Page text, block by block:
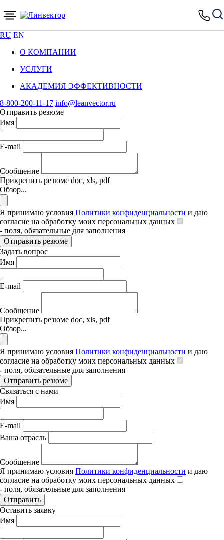
RU EN
О КОМПАНИИ
УСЛУГИ
АКАДЕМИЯ ЭФФЕКТИВНОСТИ
8-800-200-11-17 info@leanvector.ru
Отправить резюме
Имя
E-mail
Сообщение
Прикрепить резюме doc, xls, pdf
Обзор...
Я принимаю условия Политики конфиденциальности и даю
согласие на обработку моих персональных данных
- поля, обязательные для заполнения
Отправить резюме
Задать вопрос
Имя
E-mail
Сообщение
Прикрепить резюме doc, xls, pdf
Обзор...
Я принимаю условия Политики конфиденциальности и даю
согласие на обработку моих персональных данных
- поля, обязательные для заполнения
Отправить резюме
Связаться с нами
Имя
E-mail
Ваша отрасль
Сообщение
Я принимаю условия Политики конфиденциальности и даю
согласие на обработку моих персональных данных
- поля, обязательные для заполнения
Отправить
Оставить заявку
Имя